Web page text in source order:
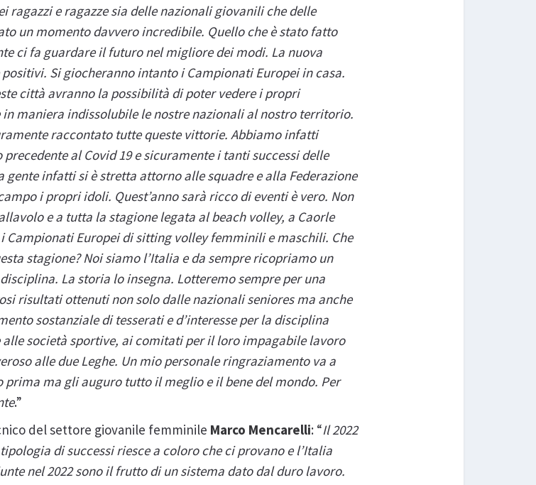
ragazzi e ragazze sia delle nazionali giovanili che delle
un momento davvero incredibile. Quello che è stato fatto
ci fa guardare il futuro nel migliore dei modi. La nuova
Si giocheranno intanto i Campionati Europei in casa.
città avranno la possibilità di poter vedere i propri
maniera indissolubile le nostre nazionali al nostro territorio.
raccontato tutte queste vittorie. Abbiamo infatti
al Covid 19 e sicuramente i tanti successi delle
infatti si è stretta attorno alle squadre e alla Federazione
i propri idoli. Quest’anno sarà ricco di eventi è vero. Non
e a tutta la stagione legata al beach volley, a Caorle
Campionati Europei di sitting volley femminili e maschili. Che
stagione? Noi siamo l’Italia e da sempre ricopriamo un
La storia lo insegna. Lotteremo sempre per una
risultati ottenuti non solo dalle nazionali seniores ma anche
sostanziale di tesserati e d’interesse per la disciplina
società sportive, ai comitati per il loro impagabile lavoro
alle due Leghe. Un mio personale ringraziamento va a
ma gli auguro tutto il meglio e il bene del mondo. Per
.”
del settore giovanile femminile Marco Mencarelli: “Il 2022
di successi riesce a coloro che ci provano e l’Italia
nel 2022 sono il frutto di un sistema dato dal duro lavoro.